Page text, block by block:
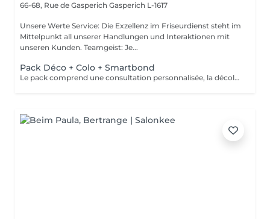
66-68, Rue de Gasperich Gasperich L-1617
Unsere Werte Service: Die Exzellenz im Friseurdienst steht im
Mittelpunkt all unserer Handlungen und Interaktionen mit
unseren Kunden. Teamgeist: Je...
Pack Déco + Colo + Smartbond
Le pack comprend une consultation personnalisée, la décoloration avec son protecteur et le gloss avec les produits LOREAL PROFESSIONNEL , shampooing et conditionneur spécifiques REDKEN , le séchage et les produits de styling REDKEN Option Coupe : la coupe IGORANCE (finition sur cheveux secs), le séchage et les produits de styling REDKEN. * Tarifs à titre indicatifs à confirmer après la consultation personnalisée établit auprès de votre coiffeur/stylist/spécialiste * La direction se réserve le droit d’apporter des modifications pour le bon fonctionnement du salon